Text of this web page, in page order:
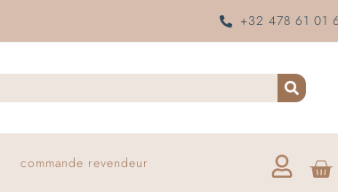
+32 478 61 01
commande revendeur